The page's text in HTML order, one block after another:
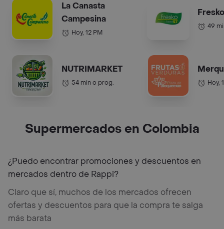
La Canasta
Campesina
Hoy, 12 PM
NUTRIMARKET
54 min o prog.
49
Hoy,
Supermercados en Colombia
¿Puedo encontrar promociones y descuentos en
mercados dentro de Rappi?
Claro que sí, muchos de los mercados ofrecen
ofertas y descuentos para que la compra te salga
más barata